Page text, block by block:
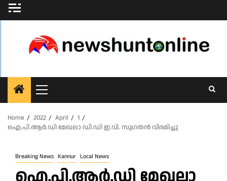
Skip
to
Primary
Menu
Home
2022 April
1
ഐ.പി.ആർ.ഡി മേഖലാ ഡി.ഡി ഇ.വി. സുഗതൻ വിരമിച്ചു
Breaking News Kannur Local News